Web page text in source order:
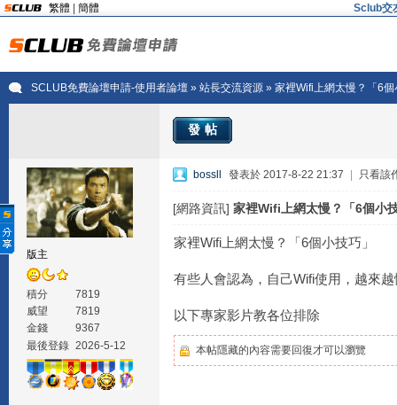
繁體 簡體 Sclub交
SCLUB免費論壇申請-使用者論壇» 站長交流資源» 家裡Wifi上網太慢？「6個
發帖
版主
積分
7819
威望
7819
金錢
9367
最後登錄 2026-5-12
bossll 發表於 2017-8-22 21:37 只看該
[網路資訊] 家裡Wifi上網太慢？「6個小
家裡Wifi上網太慢？「6個小技巧」
有些人會認為，自己Wifi使用，越來
以下專家影片教各位排除
本帖隱藏的內容需要回復才可以瀏覽